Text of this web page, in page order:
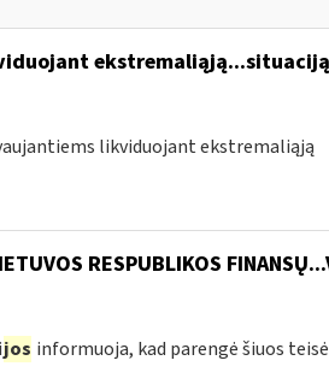
ekstremaliąją...situaciją
likviduojant ekstremaliąją
RESPUBLIKOS
jos informuoja, kad parengė šiuos